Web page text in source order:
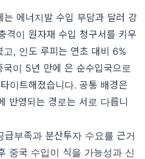
에너지발 수입 부담과 달러 강
격이 원자재 수입 청구서를 키우
, 인도 루피는 연초 대비 6%
이 5년 만에 은 순수입국으로
이트해졌습니다. 공통 배경은
반영되는 경로는 서로 다릅니
부족과 분산투자 수요를 근거
중국 수입이 식을 가능성과 신